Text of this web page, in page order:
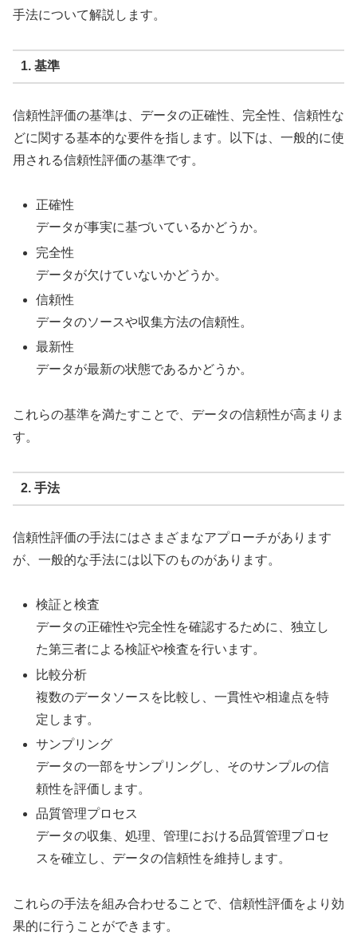
手法について解説します。
1. 基準
信頼性評価の基準は、データの正確性、完全性、信頼性な
どに関する基本的な要件を指します。以下は、一般的に使
用される信頼性評価の基準です。
正確性
データが事実に基づいているかどうか。
完全性
データが欠けていないかどうか。
信頼性
データのソースや収集方法の信頼性。
最新性
データが最新の状態であるかどうか。
これらの基準を満たすことで、データの信頼性が高まりま
す。
2. 手法
信頼性評価の手法にはさまざまなアプローチがあります
が、一般的な手法には以下のものがあります。
検証と検査
データの正確性や完全性を確認するために、独立し
た第三者による検証や検査を行います。
比較分析
複数のデータソースを比較し、一貫性や相違点を特
定します。
サンプリング
データの一部をサンプリングし、そのサンプルの信
頼性を評価します。
品質管理プロセス
データの収集、処理、管理における品質管理プロセ
スを確立し、データの信頼性を維持します。
これらの手法を組み合わせることで、信頼性評価をより効
果的に行うことができます。